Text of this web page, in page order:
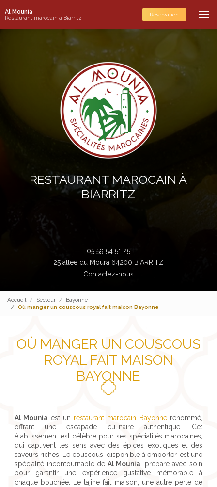
auAl Mounia
Restaurant marocain à Biarritz Réservation
RESTAURANT MAROCAIN À
BIARRITZ
05 59 54 51 25
25 allée du Moura 64200 BIARRITZ
Contactez-nous
Accueil Secteur
Bayonne
Où manger un couscous royal fait maison Bayonne
OÙ MANGER UN COUSCOUS
ROYAL FAIT MAISON
BAYONNE
Al Mounia est un restaurant marocain Bayonnerenommé,
offrant une escapade culinaire authentique. Cet
établissement est célèbre pour ses spécialités marocaines,
qui captivent les sens avec des épices exotiques et des
saveurs riches. Le couscous, disponible à emporter, est une
spécialité incontournable de Al Mounia , préparé avec soin
pour garantir une expérience gustative mémorable à
chaque bouchée. Le tajine fait maison, une autre perle de